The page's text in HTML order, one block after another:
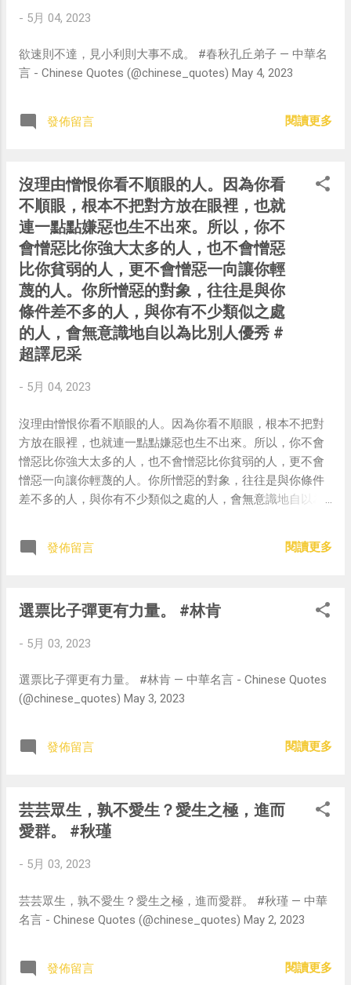
- 5月 04, 2023
欲速則不達，見小利則大事不成。 #春秋孔丘弟子 — 中華名
言 - Chinese Quotes (@chinese_quotes) May 4, 2023
發佈留言 閱讀更多
沒理由憎恨你看不順眼的人。因為你看
不順眼，根本不把對方放在眼裡，也就
連一點點嫌惡也生不出來。所以，你不
會憎惡比你強大太多的人，也不會憎惡
比你貧弱的人，更不會憎惡一向讓你輕
蔑的人。你所憎惡的對象，往往是與你
條件差不多的人，與你有不少類似之處
的人，會無意識地自以為比別人優秀 #
超譯尼采
- 5月 04, 2023
沒理由憎恨你看不順眼的人。因為你看不順眼，根本不把對
方放在眼裡，也就連一點點嫌惡也生不出來。所以，你不會
憎惡比你強大太多的人，也不會憎惡比你貧弱的人，更不會
憎惡一向讓你輕蔑的人。你所憎惡的對象，往往是與你條件
差不多的人，與你有不少類似之處的人，會無意識地自以為
發佈留言 閱讀更多
選票比子彈更有力量。 #林肯
- 5月 03, 2023
選票比子彈更有力量。 #林肯 — 中華名言 - Chinese Quotes
(@chinese_quotes) May 3, 2023
發佈留言 閱讀更多
芸芸眾生，孰不愛生？愛生之極，進而
愛群。 #秋瑾
- 5月 03, 2023
芸芸眾生，孰不愛生？愛生之極，進而愛群。 #秋瑾 — 中華
名言 - Chinese Quotes (@chinese_quotes) May 2, 2023
發佈留言 閱讀更多